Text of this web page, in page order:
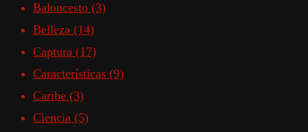
Baloncesto (3)
Belleza (14)
Captura (17)
Características (9)
Caribe (3)
Ciencia (5)